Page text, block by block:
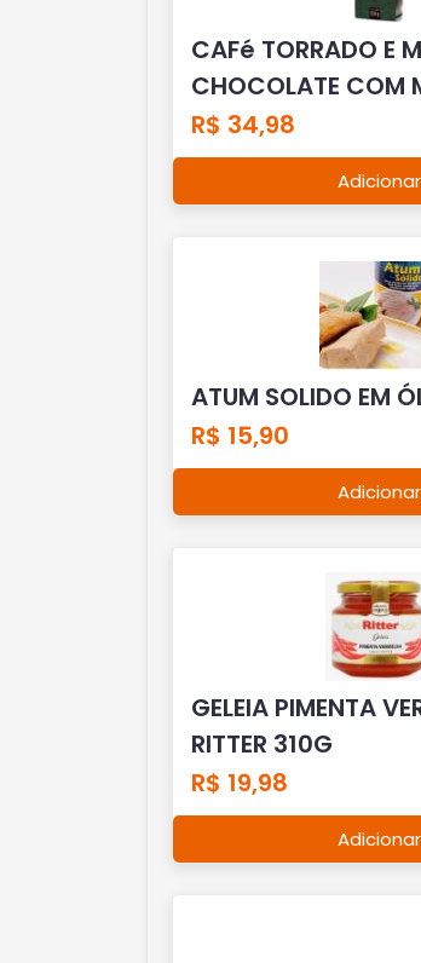
CAFé TORRADO E
CHOCOLATE COM
R$ 34,98
Adicionar
ATUM SOLIDO EM
R$ 15,90
Adicionar
GELEIA PIMENTA
RITTER 310G
R$ 19,98
Adicionar